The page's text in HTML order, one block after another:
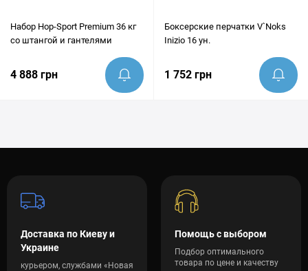
Набор Hop-Sport Premium 36 кг
со штангой и гантелями
4 888 грн
Боксерские перчатки V`Noks
Inizio 16 ун.
1 752 грн
Доставка по Киеву и
Украине
курьером, службами «Новая
Помощь с выбором
Подбор оптимального
товара по цене и качеству